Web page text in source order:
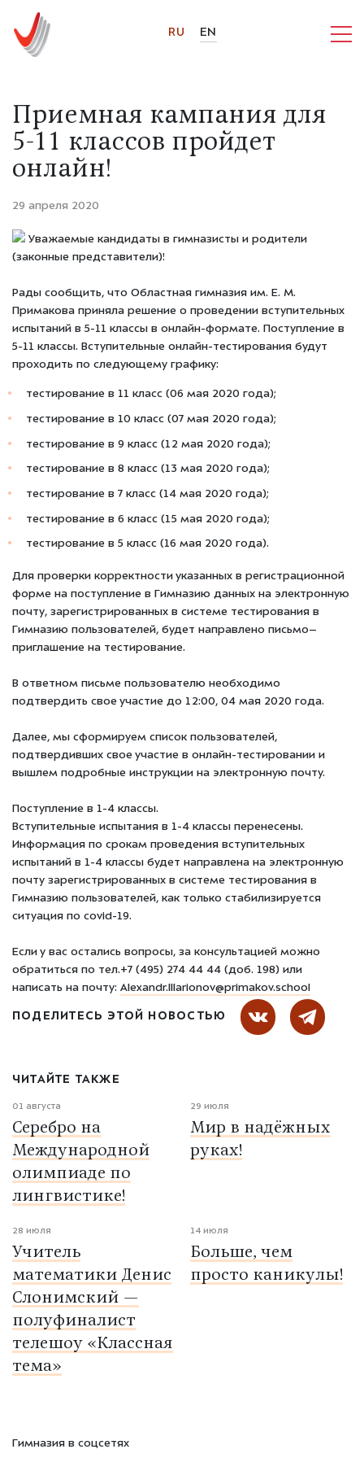
RU EN
Приемная кампания для
5-11 классов пройдет
онлайн!
29 апреля 2020
Уважаемые кандидаты в гимназисты и родители
(законные представители)!
Рады сообщить, что Областная гимназия им. Е. М.
Примакова приняла решение о проведении вступительных
испытаний в 5-11 классы в онлайн-формате. Поступление в
5-11 классы. Вступительные онлайн-тестирования будут
проходить по следующему графику:
тестирование в 11 класс (06 мая 2020 года);
тестирование в 10 класс (07 мая 2020 года);
тестирование в 9 класс (12 мая 2020 года);
тестирование в 8 класс (13 мая 2020 года);
тестирование в 7 класс (14 мая 2020 года);
тестирование в 6 класс (15 мая 2020 года);
тестирование в 5 класс (16 мая 2020 года).
Для проверки корректности указанных в регистрационной
форме на поступление в Гимназию данных на электронную
почту, зарегистрированных в системе тестирования в
Гимназию пользователей, будет направлено письмо–
приглашение на тестирование.
В ответном письме пользователю необходимо
подтвердить свое участие до 12:00, 04 мая 2020 года.
Далее, мы сформируем список пользователей,
подтвердивших свое участие в онлайн-тестировании и
вышлем подробные инструкции на электронную почту.
Поступление в 1-4 классы.
Вступительные испытания в 1-4 классы перенесены.
Информация по срокам проведения вступительных
испытаний в 1-4 классы будет направлена на электронную
почту зарегистрированных в системе тестирования в
Гимназию пользователей, как только стабилизируется
ситуация по covid-19.
Если у вас остались вопросы, за консультацией можно
обратиться по тел.+7 (495) 274 44 44 (доб. 198) или
написать на почту: Alexandr.Illarionov@primakov.school
ПОДЕЛИТЕСЬ ЭТОЙ НОВОСТЬЮ
ЧИТАЙТЕ ТАКЖЕ
01 августа
Серебро на
Международной
олимпиаде по
лингвистике!
29 июля
Мир в надёжных
руках!
28 июля
Учитель
математики Денис
Слонимский —
полуфиналист
телешоу «Классная
тема»
14 июля
Больше, чем
просто каникулы!
Гимназия в соцсетях